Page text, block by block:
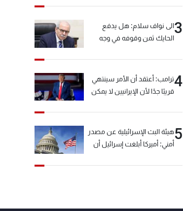
3الى نواف سلام: هل يدفع
الحايك ثمن وقوفه في وجه
4ترامب: أعتقد أن الأمر سينتهي
قريبًا جدًا لأن الإيرانيين لا يمكن
5هيئة البث الإسرائيلية عن مصدر
أمني: أميركا أبلغت إسرائيل أن